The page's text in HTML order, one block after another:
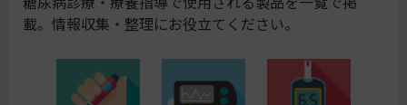
糖尿病診療・療養指導で使用される製品を一覧で掲
載。情報収集・整理にお役立てください。